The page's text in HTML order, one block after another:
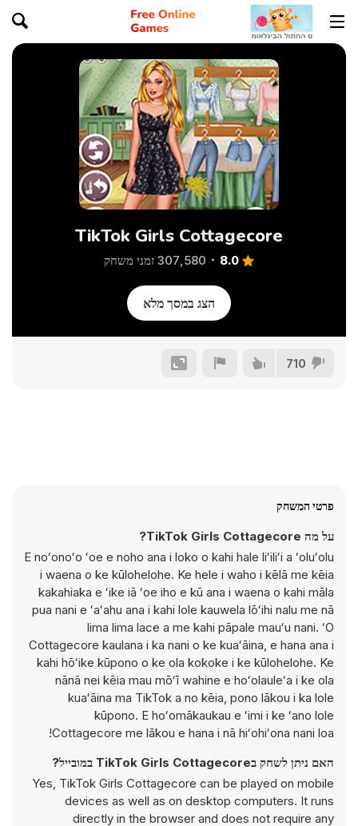
TikTok Girls Cottagecore
8.0 307,580 זמני משחק
הצג במסך מלא
710
פרטי המשחק
על מה TikTok Girls Cottagecore?
E noʻonoʻo ʻoe e noho ana i loko o kahi hale liʻiliʻi a ʻoluʻolu
i waena o ke kūlohelohe. Ke hele i waho i kēlā me kēia
kakahiaka e ʻike iā ʻoe iho e kū ana i waena o kahi māla
pua nani e ʻaʻahu ana i kahi lole kauwela lōʻihi nalu me nā
lima lima lace a me kahi pāpale mauʻu nani. ʻO
Cottagecore kaulana i ka nani o ke kuaʻāina, e hana ana i
kahi hōʻike kūpono o ke ola kokoke i ke kūlohelohe. Ke
nānā nei kēia mau mōʻī wahine e hoʻolauleʻa i ke ola
kuaʻāina ma TikTok a no kēia, pono lākou i ka lole
kūpono. E hoʻomākaukau e ʻimi i ke ʻano lole
Cottagecore me lākou e hana i nā hiʻohiʻona nani loa!
האם ניתן לשחק בTikTok Girls Cottagecore במובייל?
Yes, TikTok Girls Cottagecore can be played on mobile
devices as well as on desktop computers. It runs
directly in the browser and does not require any